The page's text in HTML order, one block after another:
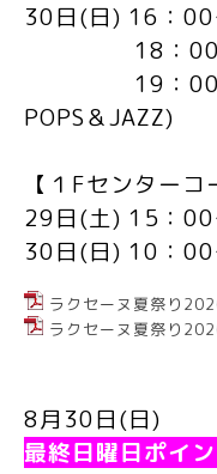
30日(日) 16 ： 00
18 ： 00
19 ： 00
POPS＆JAZZ)
【１ Fセンターコ
29日(土) 15 ： 00
30日(日) 10 ： 00
ラクセーヌ夏祭り
ラクセーヌ夏祭り
8月 30日(日)
最終日曜日ポイ